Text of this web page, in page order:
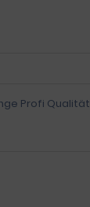
Profi Qualität